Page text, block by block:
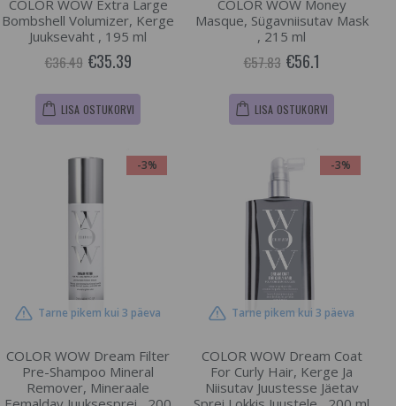
COLOR WOW Extra Large
Bombshell Volumizer, Kerge
Juuksevaht , 195 ml
€36.49 €35.39
LISA OSTUKORVI
COLOR WOW Money
Masque, Sügavniisutav Mask
, 215 ml
€57.83 €56.1
LISA OSTUKORVI
-3%
Tarne pikem kui 3 päeva
COLOR WOW Dream Filter
Pre-Shampoo Mineral
Remover, Mineraale
-3%
Tarne pikem kui 3 päeva
COLOR WOW Dream Coat
For Curly Hair, Kerge Ja
Niisutav Juustesse Jäetav